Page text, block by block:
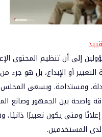
إلى أن تنظيم المحتوى
أو الإبداع، بل هو جزء
ومستدامة. ويسعى
واضحة بين الجمهور وصانع
ومتى يكون تعبيرًا ذاتيًا،
لدى المستخدمين.